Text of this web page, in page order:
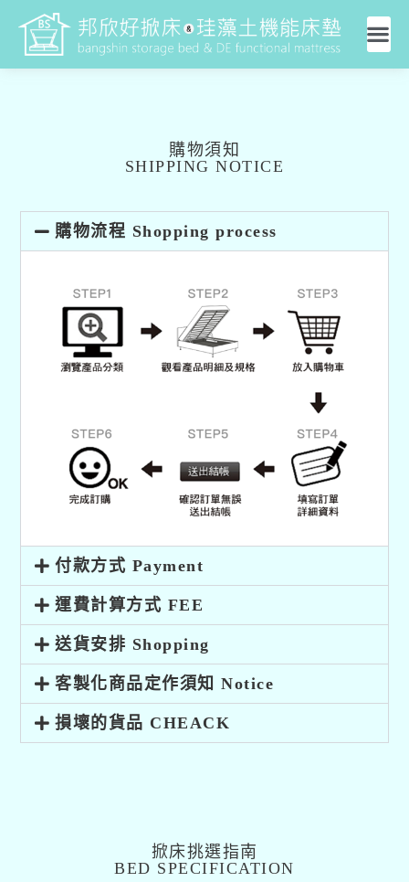
購物須知
SHIPPING NOTICE
購物流程 Shopping process
付款方式 Payment ​
運費計算方式 FEE
送貨安排 Shopping
客製化商品定作須知 Notice
損壞的貨品 CHEACK
掀床挑選指南
BED SPECIFICATION